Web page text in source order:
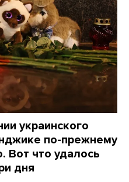
украинского
по-прежнему
Вот что удалось
дня